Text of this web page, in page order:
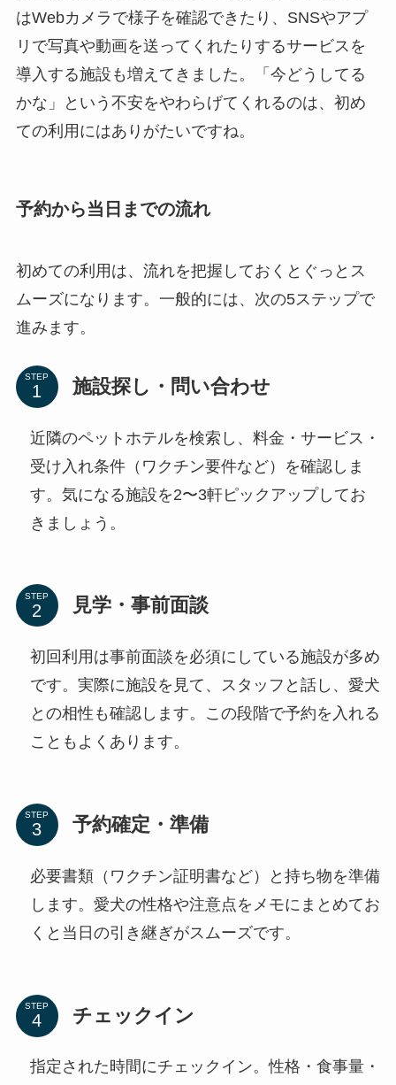
はWebカメラで様子を確認できたり、SNSやアプ
リで写真や動画を送ってくれたりするサービスを
導入する施設も増えてきました。「今どうしてる
かな」という不安をやわらげてくれるのは、初め
ての利用にはありがたいですね。
予約から当日までの流れ
初めての利用は、流れを把握しておくとぐっとス
ムーズになります。一般的には、次の5ステップで
進みます。
STEP 施設探し・問い合わせ
近隣のペットホテルを検索し、料金・サービス・
受け入れ条件（ワクチン要件など）を確認しま
す。気になる施設を2〜3軒ピックアップしてお
きましょう。
STEP 見学・事前面談
初回利用は事前面談を必須にしている施設が多め
です。実際に施設を見て、スタッフと話し、愛犬
との相性も確認します。この段階で予約を入れる
こともよくあります。
STEP 予約確定・準備
必要書類（ワクチン証明書など）と持ち物を準備
します。愛犬の性格や注意点をメモにまとめてお
くと当日の引き継ぎがスムーズです。
STEP チェックイン
指定された時間にチェックイン。性格・食事量・